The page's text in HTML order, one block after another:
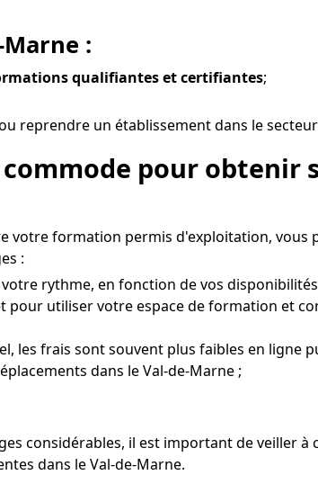
Marne :
qualifiantes et certifiantes;
reprendre un établissement dans le
pour
votre formation permis d'exploitation, vous
:
rythme, en fonction de vos
pour utiliser votre espace de formation et
les frais sont souvent plus faibles en ligne
dans le Val-de-Marne ;
considérables, il est important de veiller
dans le Val-de-Marne.